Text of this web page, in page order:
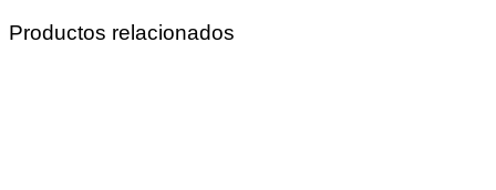
Productos relacionados